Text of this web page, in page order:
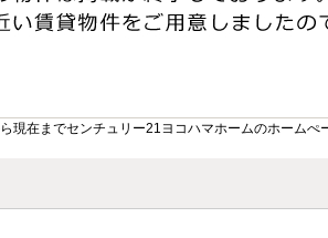
在までセンチュリー21ヨコハマホームのホームぺ